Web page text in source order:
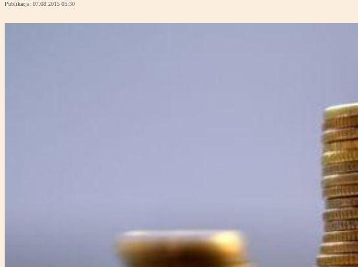
Publikacja: 07.08.2015 05:30